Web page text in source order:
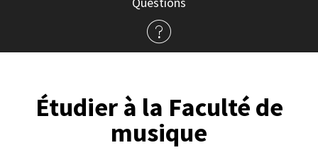
l'admission
Étudier à la Faculté de
musique